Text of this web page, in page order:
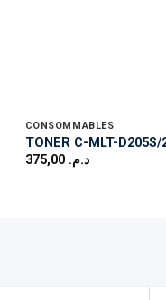
CONSOMMABLES
TONER C-MLT-D205S/
د.م. 375,00